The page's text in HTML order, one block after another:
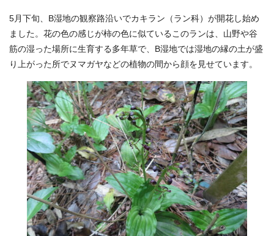
5月下旬、B湿地の観察路沿いでカキラン（ラン科）が開花し始め
ました。花の色の感じが柿の色に似ているこのランは、山野や谷
筋の湿った場所に生育する多年草で、B湿地では湿地の縁の土が盛
り上がった所でヌマガヤなどの植物の間から顔を見せています。